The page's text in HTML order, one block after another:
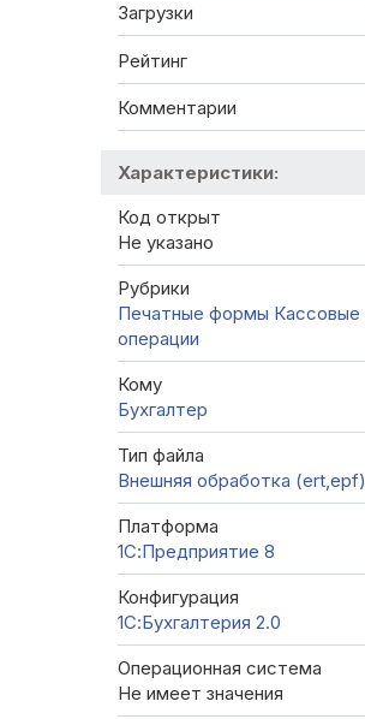
Загрузки
Рейтинг
Комментарии
Характеристики:
Код открыт
Не указано
Рубрики
Печатные формы Кассовые
операции
Кому
Бухгалтер
Тип файла
Внешняя обработка (ert,epf)
Платформа
1С:Предприятие 8
Конфигурация
1С:Бухгалтерия 2.0
Операционная система
Не имеет значения